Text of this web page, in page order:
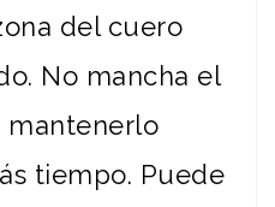
del cuero
No mancha el
mantenerlo
tiempo. Puede